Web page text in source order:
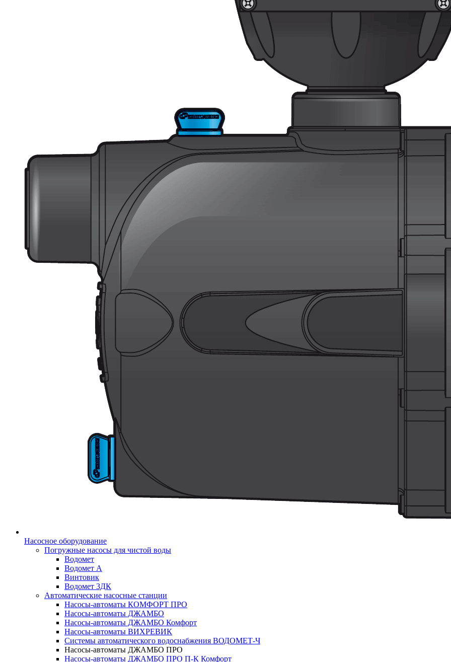
Насосное оборудование
Погружные насосы для чистой воды
Водомет
Водомет А
Винтовик
Водомет 3ДК
Автоматические насосные станции
Насосы-автоматы КОМФОРТ ПРО
Насосы-автоматы ДЖАМБО
Насосы-автоматы ДЖАМБО Комфорт
Насосы-автоматы ВИХРЕВИК
Системы автоматического водоснабжения ВОДОМЕТ-Ч
Насосы-автоматы ДЖАМБО ПРО
Насосы-автоматы ДЖАМБО ПРО П-К Комфорт